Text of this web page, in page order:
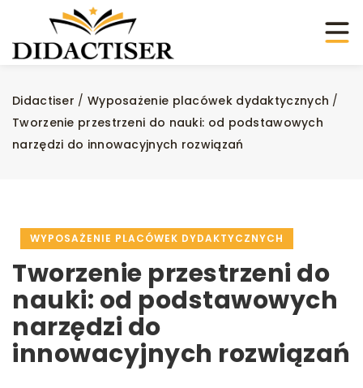
Didactiser / Wyposażenie placówek dydaktycznych /
Tworzenie przestrzeni do nauki: od podstawowych
narzędzi do innowacyjnych rozwiązań
WYPOSAŻENIE PLACÓWEK DYDAKTYCZNYCH
Tworzenie przestrzeni do
nauki: od podstawowych
narzędzi do
innowacyjnych rozwiązań